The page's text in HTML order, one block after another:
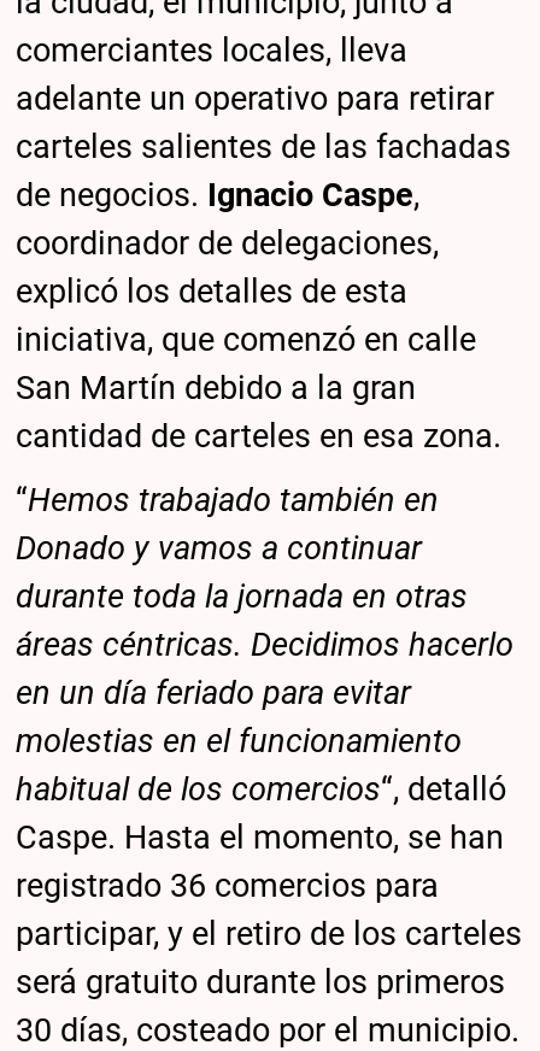
comerciantes locales, lleva
adelante un operativo para retirar
carteles salientes de las fachadas
de negocios. Ignacio Caspe,
coordinador de delegaciones,
explicó los detalles de esta
iniciativa, que comenzó en calle
San Martín debido a la gran
cantidad de carteles en esa zona.
“Hemos trabajado también en
Donado y vamos a continuar
durante toda la jornada en otras
áreas céntricas. Decidimos hacerlo
en un día feriado para evitar
molestias en el funcionamiento
habitual de los comercios“, detalló
Caspe. Hasta el momento, se han
registrado 36 comercios para
participar, y el retiro de los carteles
será gratuito durante los primeros
30 días, costeado por el municipio.